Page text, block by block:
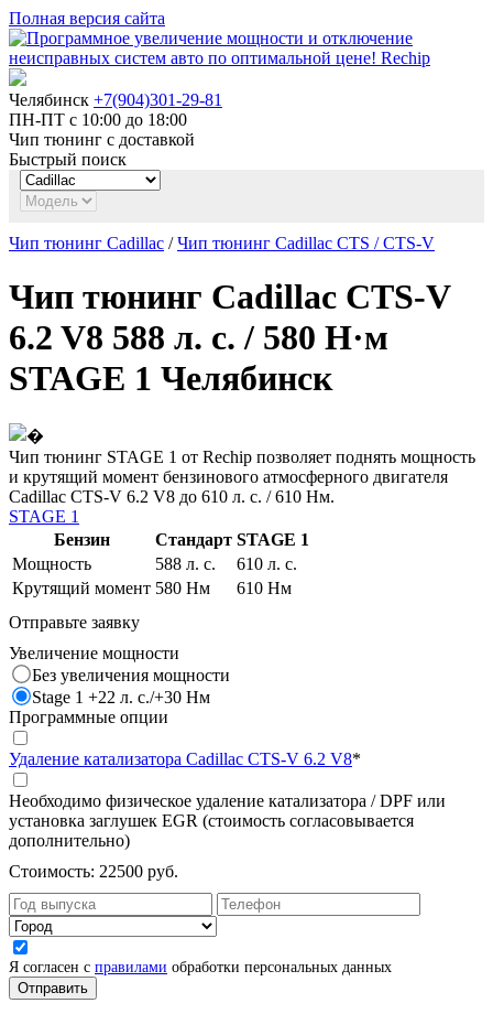
Полная версия сайта
Челябинск +7(904)301-29-81
ПН-ПТ с 10:00 до 18:00
Чип тюнинг с доставкой
Быстрый поиск
Чип тюнинг Cadillac /Чип тюнинг Cadillac CTS / CTS-V
Чип тюнинг Cadillac CTS-V
6.2 V8 588 л. с. / 580 Н·м
STAGE 1 Челябинск
Чип тюнинг STAGE 1 от Rechip позволяет поднять мощность
и крутящий момент бензинового атмосферного двигателя
Cadillac CTS-V 6.2 V8 до 610 л. с. / 610 Нм.
STAGE 1
Бензин
Стандарт STAGE 1
Мощность
588 л. с.
610 л. с.
Крутящий момент 580 Нм
610 Нм
Отправьте заявку
Увеличение мощности
Без увеличения мощности
Stage 1 +22 л. с./+30 Нм
Программные опции
Удаление катализатора Cadillac CTS-V 6.2 V8*
Необходимо физическое удаление катализатора / DPF или
установка заглушек EGR (стоимость согласовывается
дополнительно)
Стоимость: 22500 руб.
Я согласен с правилами обработки персональных данных